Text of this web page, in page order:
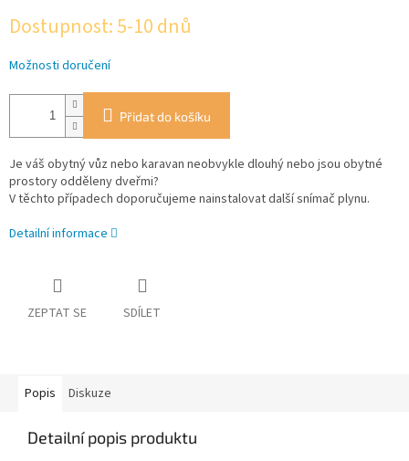
cena:
Dostupnost: 5-10 dnů
Možnosti doručení
Přidat do košíku
Je váš obytný vůz nebo karavan neobvykle dlouhý nebo jsou obytné
prostory odděleny dveřmi?
V těchto případech doporučujeme nainstalovat další snímač plynu.
Detailní informace
ZEPTAT SE SDÍLET
Popis Diskuze
Detailní popis produktu